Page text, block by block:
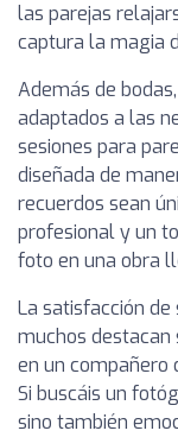
las parejas
captura la magia
Además de
adaptados a las
sesiones para
diseñada de
recuerdos sean
profesional y un
foto en una obra
La satisfacción
muchos destacan
en un compañero
Si buscáis un
sino también